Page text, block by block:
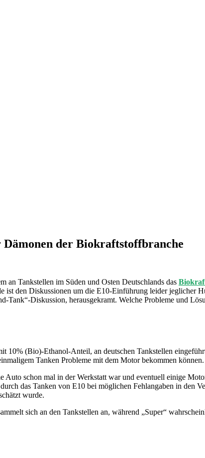
der Biokraftstoffbranche
an Tankstellen im Süden und Osten Deutschlands das
den Diskussionen um die E10-Einführung leider jeglicher
Diskussion, herausgekramt. Welche Probleme und
10% (Bio)-Ethanol-Anteil, an deutschen Tankstellen
Tanken Probleme mit dem Motor bekommen können.
schon mal in der Werkstatt war und eventuell einige
das Tanken von E10 bei möglichen Fehlangaben in den
wurde.
sich an den Tankstellen an, während „Super“